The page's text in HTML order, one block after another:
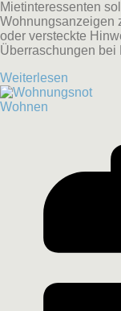
Mietinteressenten
Wohnungsanzeigen
oder versteckte
Überraschungen bei
Weiterlesen
Wohnen